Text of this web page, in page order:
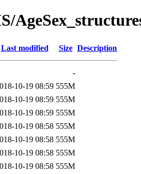
Last modified Size Description
-
10-19 08:59 555M
10-19 08:59 555M
10-19 08:59 555M
10-19 08:58 555M
10-19 08:58 555M
10-19 08:58 555M
10-19 08:58 555M